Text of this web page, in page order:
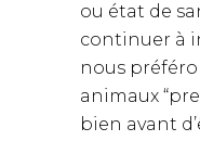
ou état de
continuer à
nous
animaux
bien avant